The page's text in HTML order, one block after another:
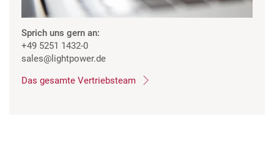
Sprich uns gern an:
+49 5251 1432-0
sales@lightpower.de
Das gesamte Vertriebsteam